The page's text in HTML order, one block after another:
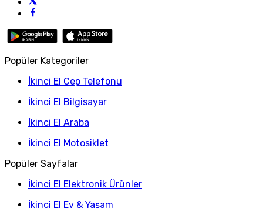
Popüler Kategoriler
İkinci El Cep Telefonu
İkinci El Bilgisayar
İkinci El Araba
İkinci El Motosiklet
Popüler Sayfalar
İkinci El Elektronik Ürünler
İkinci El Ev & Yaşam